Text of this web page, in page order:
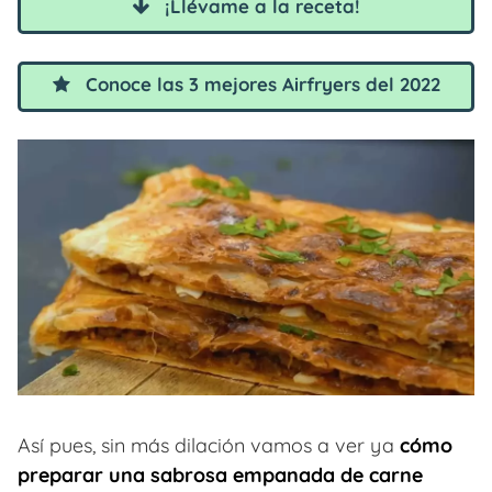
¡Llévame a la receta!
Conoce las 3 mejores Airfryers del 2022
Así pues, sin más dilación vamos a ver ya cómo
preparar una sabrosa empanada de carne